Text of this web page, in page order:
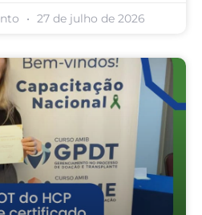
27 de julho de 2026